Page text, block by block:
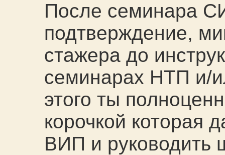
После семинара
подтверждение,
стажера до
семинарах НТП и/
этого ты
корочкой которая
ВИП и руководить